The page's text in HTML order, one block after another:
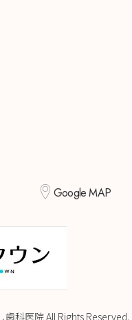
Google MAP
科医院 All Rights Reserved.